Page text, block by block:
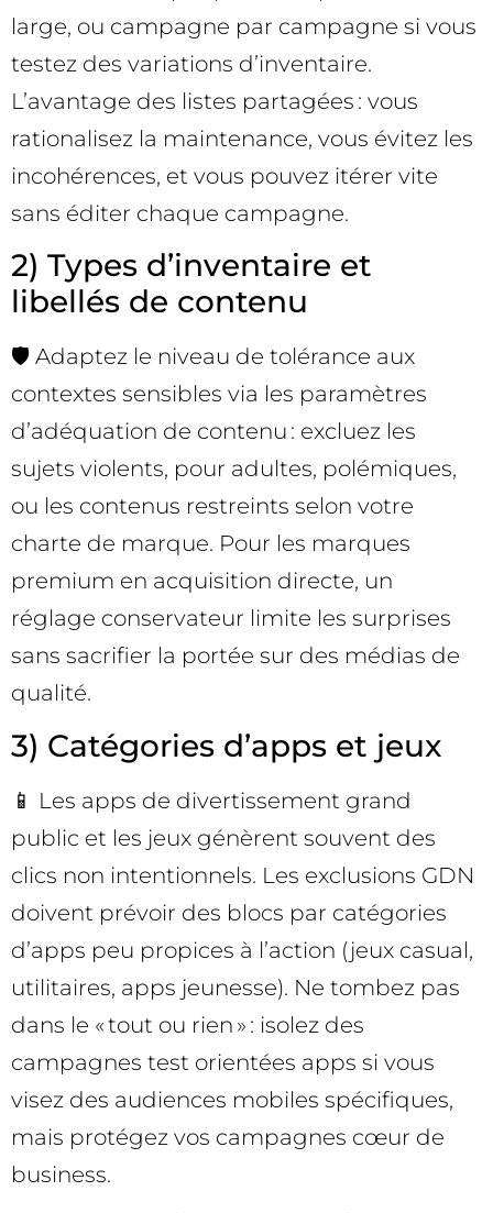
large, ou campagne par campagne si vous
testez des variations d’inventaire.
L’avantage des listes partagées : vous
rationalisez la maintenance, vous évitez les
incohérences, et vous pouvez itérer vite
sans éditer chaque campagne.
2) Types d’inventaire et
libellés de contenu
🛡️ Adaptez le niveau de tolérance aux
contextes sensibles via les paramètres
d’adéquation de contenu : excluez les
sujets violents, pour adultes, polémiques,
ou les contenus restreints selon votre
charte de marque. Pour les marques
premium en acquisition directe, un
réglage conservateur limite les surprises
sans sacrifier la portée sur des médias de
qualité.
3) Catégories d’apps et jeux
📱 Les apps de divertissement grand
public et les jeux génèrent souvent des
clics non intentionnels. Les exclusions GDN
doivent prévoir des blocs par catégories
d’apps peu propices à l’action (jeux casual,
utilitaires, apps jeunesse). Ne tombez pas
dans le « tout ou rien » : isolez des
campagnes test orientées apps si vous
visez des audiences mobiles spécifiques,
mais protégez vos campagnes cœur de
business.